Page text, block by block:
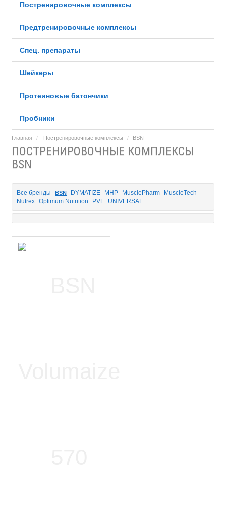
Постренировочные комплексы
Предтренировочные комплексы
Спец. препараты
Шейкеры
Протеиновые батончики
Пробники
Главная Постренировочные комплексы BSN
ПОСТРЕНИРОВОЧНЫЕ КОМПЛЕКСЫ
BSN
Все бренды BSN DYMATIZE MHP MusclePharm
MuscleTech
Nutrex Optimum Nutrition PVL UNIVERSAL